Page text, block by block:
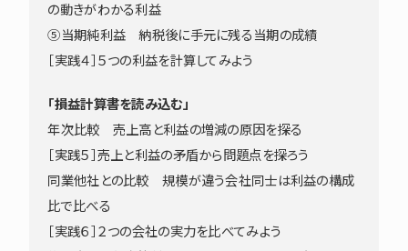
の動きがわかる利益
⑤当期純利益 納税後に手元に残る当期の成績
［実践４］５つの利益を計算してみよう
「損益計算書を読み込む」
年次比較 売上高と利益の増減の原因を探る
［実践５］売上と利益の矛盾から問題点を探ろう
同業他社との比較 規模が違う会社同士は利益の構成
比で比べる
［実践６］２つの会社の実力を比べてみよう